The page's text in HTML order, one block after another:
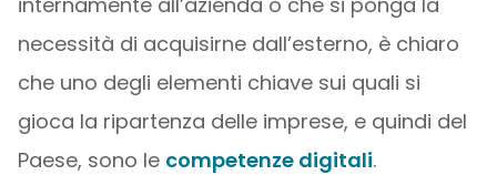
necessità di acquisirne dall’esterno, è chiaro
che uno degli elementi chiave sui quali si
gioca la ripartenza delle imprese, e quindi del
Paese, sono le competenze digitali.